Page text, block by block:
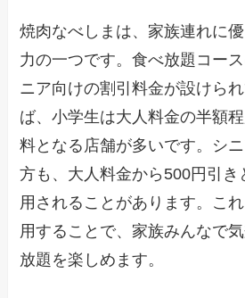
焼肉なべしまは、家族連れに
力の一つです。食べ放題コー
ニア向けの割引料金が設けら
ば、小学生は大人料金の半額
料となる店舗が多いです。シ
方も、大人料金から500円引き
用されることがあります。こ
用することで、家族みんなで
放題を楽しめます。